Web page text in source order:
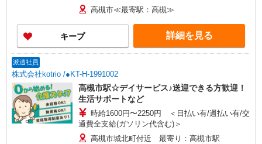
高槻市≪最寄駅：高槻≫
キープ 詳細を見る
派遣社員
株式会社kotrio /●KT-H-1991002
高槻市駅☆デイサービス♪送迎できる方歓迎！
生活サポートなど
時給1600円〜2250円 ＜日払い有/週払い有/交
通費全支給(ガソリン代含む)＞
高槻市城北町付近 最寄り：高槻市駅